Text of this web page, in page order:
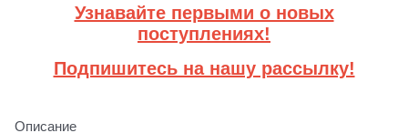
Узнавайте первыми о новых
поступлениях!
Подпишитесь на нашу рассылку!
Описание